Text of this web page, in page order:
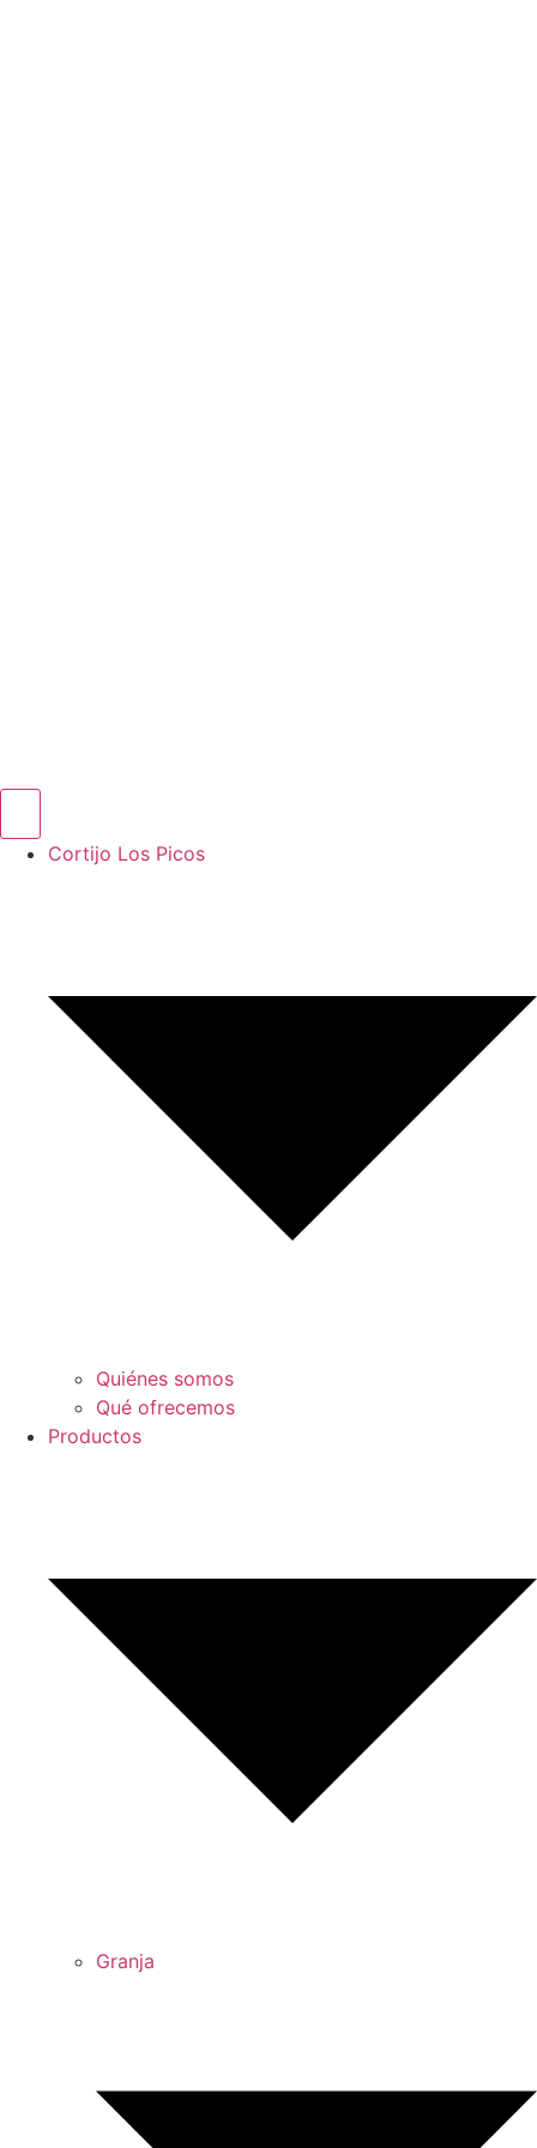
Cortijo Los Picos
Quiénes somos
Qué ofrecemos
Productos
Granja